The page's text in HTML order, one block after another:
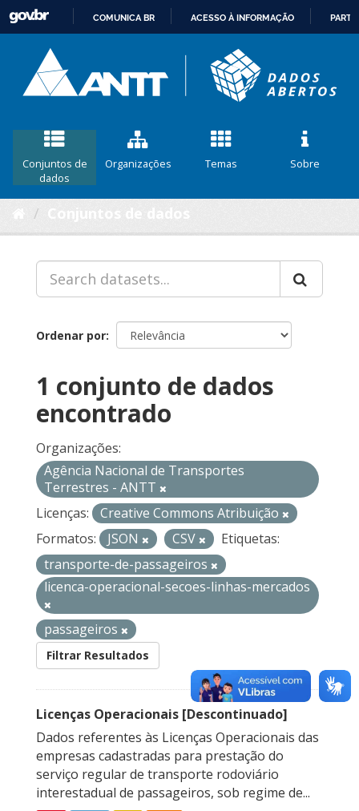
CONTEÚDO
COMUNICA BR ACESSO À INFORMAÇÃO
Conjuntos de
dados
Organizações Temas Sobre
Ordenar por
1 conjunto de dados
encontrado
Organizações:
Agência Nacional de Transportes
Terrestres - ANTT
Licenças:
Creative Commons Atribuição
Formatos:
JSON CSV
Etiquetas:
transporte-de-passageiros
licenca-operacional-secoes-linhas-mercados
passageiros
Filtrar Resultados
Licenças Operacionais [Descontinuado]
Dados referentes às Licenças Operacionais das
empresas cadastradas para prestação do
serviço regular de transporte rodoviário
interestadual de passageiros, sob regime de...